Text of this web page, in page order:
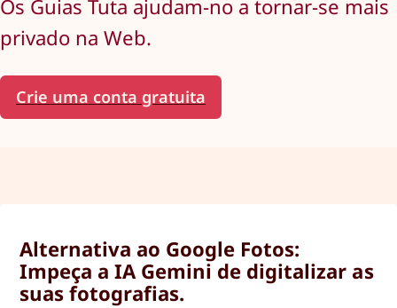
Os Guias Tuta ajudam-no a tornar-se mais
privado na Web.
Crie uma conta gratuita
Alternativa ao Google Fotos:
Impeça a IA Gemini de digitalizar as
suas fotografias.